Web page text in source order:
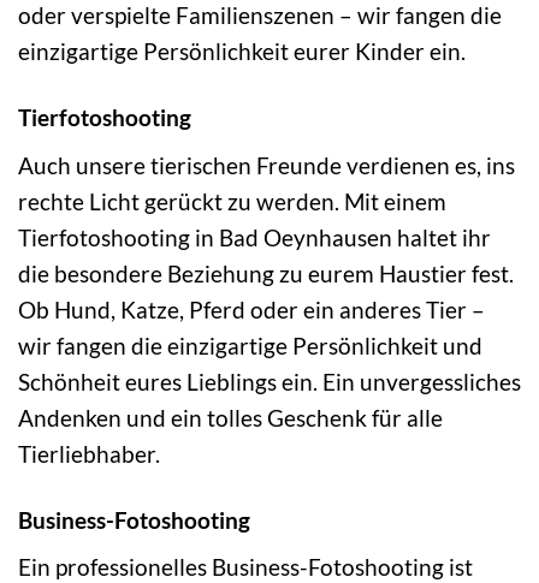
oder verspielte Familienszenen – wir fangen die
einzigartige Persönlichkeit eurer Kinder ein.
Tierfotoshooting
Auch unsere tierischen Freunde verdienen es, ins
rechte Licht gerückt zu werden. Mit einem
Tierfotoshooting in Bad Oeynhausen haltet ihr
die besondere Beziehung zu eurem Haustier fest.
Ob Hund, Katze, Pferd oder ein anderes Tier –
wir fangen die einzigartige Persönlichkeit und
Schönheit eures Lieblings ein. Ein unvergessliches
Andenken und ein tolles Geschenk für alle
Tierliebhaber.
Business-Fotoshooting
Ein professionelles Business-Fotoshooting ist